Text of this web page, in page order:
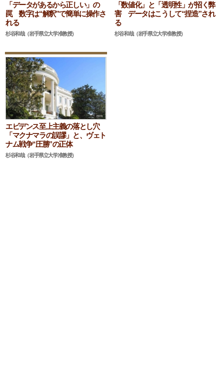
「データがあるから正しい」の
罠 数字は“解釈”で簡単に操作さ
れる
杉谷和哉（岩手県立大学准教授）
「数値化」と「透明性」が招く弊
害 データはこうして“捏造”され
る
杉谷和哉（岩手県立大学准教授）
エビデンス至上主義の落とし穴
「マクナマラの誤謬」と、ヴェト
ナム戦争“圧勝”の正体
杉谷和哉（岩手県立大学准教授）